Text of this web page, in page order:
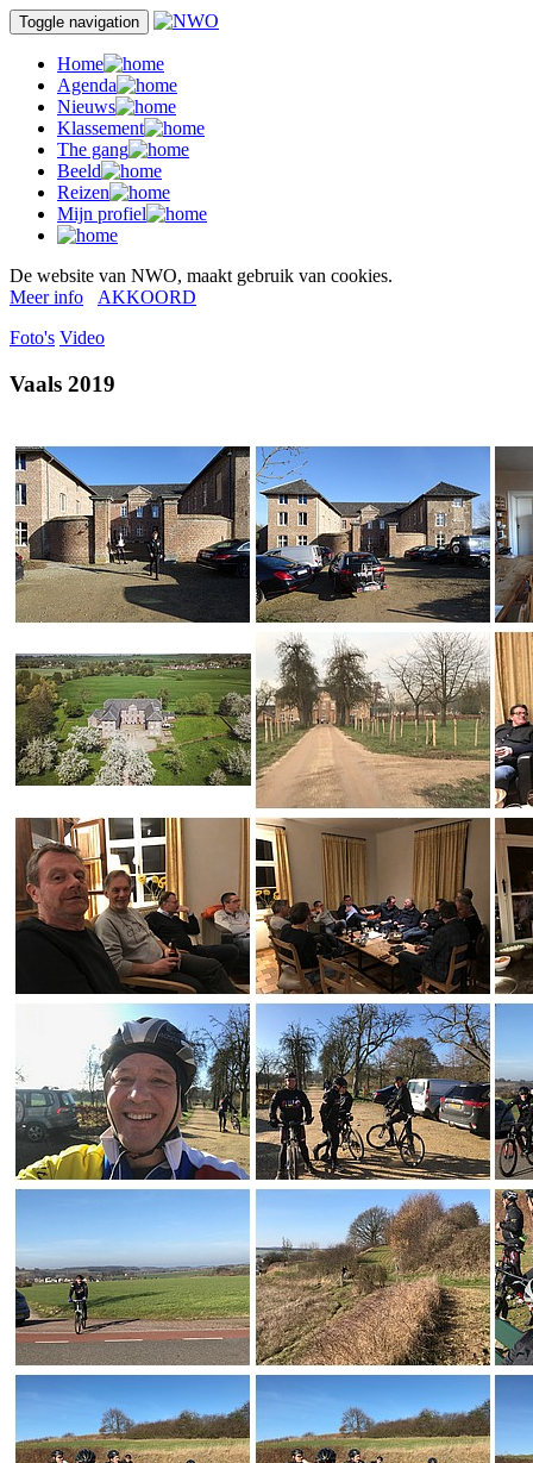
Toggle navigation
Home
Agenda
Nieuws
Klassement
The gang
Beeld
Reizen
Mijn profiel
De website van NWO, maakt gebruik van cookies.
Meer info
AKKOORD
Foto's Video
Vaals 2019